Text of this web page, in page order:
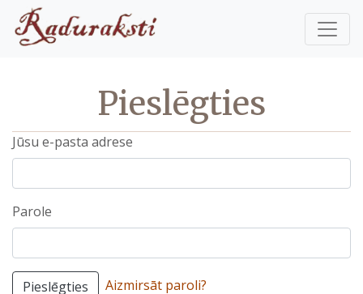
Pieslēgties
Jūsu e-pasta adrese
Parole
Pieslēgties Aizmirsāt paroli?